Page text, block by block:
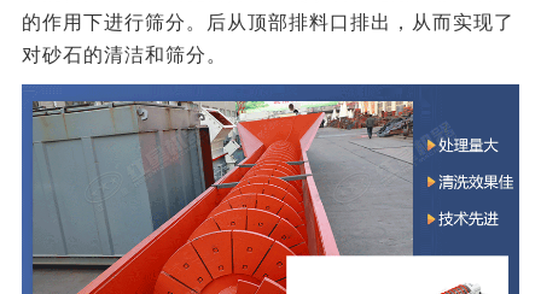
的作用下进行筛分。后从顶部排料口排出，从而实现了
对砂石的清洁和筛分。